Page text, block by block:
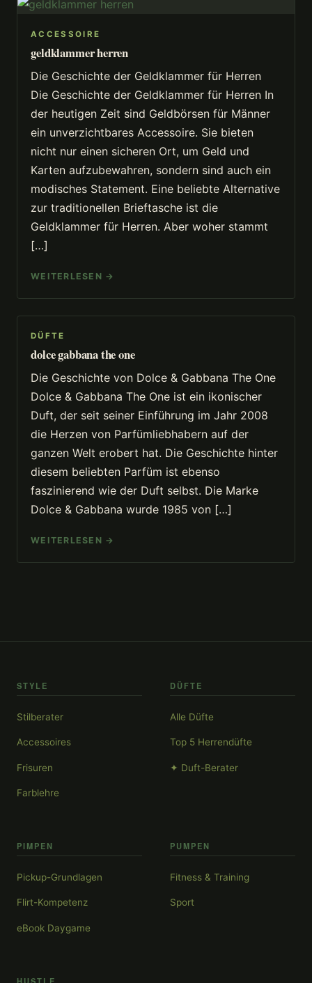
ACCESSOIRE
geldklammer herren
Die Geschichte der Geldklammer für Herren
Die Geschichte der Geldklammer für Herren In
der heutigen Zeit sind Geldbörsen für Männer
ein unverzichtbares Accessoire. Sie bieten
nicht nur einen sicheren Ort, um Geld und
Karten aufzubewahren, sondern sind auch ein
modisches Statement. Eine beliebte Alternative
zur traditionellen Brieftasche ist die
Geldklammer für Herren. Aber woher stammt
[…]
WEITERLESEN →
DÜFTE
dolce gabbana the one
Die Geschichte von Dolce & Gabbana The One
Dolce & Gabbana The One ist ein ikonischer
Duft, der seit seiner Einführung im Jahr 2008
die Herzen von Parfümliebhabern auf der
ganzen Welt erobert hat. Die Geschichte hinter
diesem beliebten Parfüm ist ebenso
faszinierend wie der Duft selbst. Die Marke
Dolce & Gabbana wurde 1985 von […]
WEITERLESEN →
STYLE
Stilberater
Accessoires
Frisuren
Farblehre
DÜFTE
Alle Düfte
Top 5 Herrendüfte
✦ Duft-Berater
PIMPEN
Pickup-Grundlagen
Flirt-Kompetenz
eBook Daygame
PUMPEN
Fitness & Training
Sport